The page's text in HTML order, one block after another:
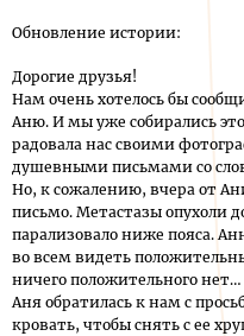
Обновление истории:
Дорогие друзья!
Нам очень хотелось бы
Аню. И мы уже собирались
радовала нас своими
душевными письмами со
Но, к сожалению, вчера от
письмо. Метастазы опухоли
парализовало ниже пояса.
во всем видеть
ничего положительного нет…
Аня обратилась к нам с
кровать, чтобы снять с ее